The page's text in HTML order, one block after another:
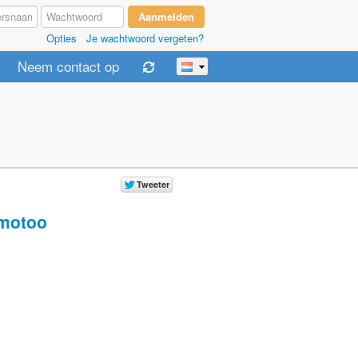
Opties Je wachtwoord vergeten?
Neem contact op